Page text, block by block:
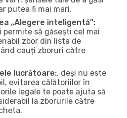
putea fi mai mari.
„Alegere inteligentă”:
să găsești cel mai
zbor din lista de
cauți zboruri către
lucrătoare:, deși nu este
evitarea călătoriilor în
legale te poate ajuta să
la zborurile către